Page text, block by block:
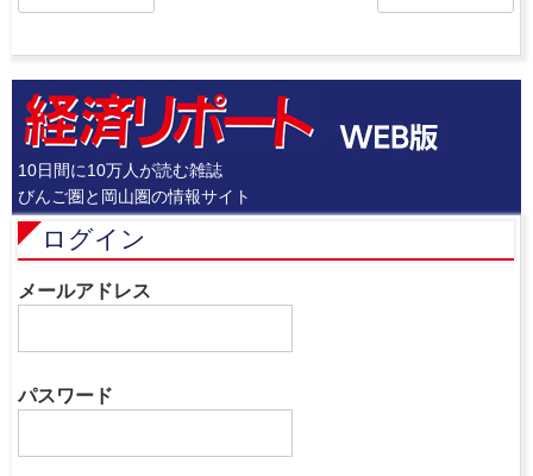
10日間に10万人が読む雑誌
びんご圏と岡山圏の情報サイト
ログイン
メールアドレス
パスワード